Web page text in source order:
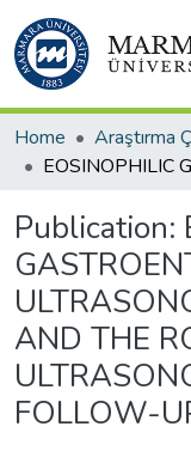
Home Araştırma
Publication:
AND THE
FOLLOW-